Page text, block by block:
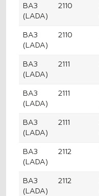
ВАЗ
(LADA)
2110
ВАЗ
(LADA)
2110
ВАЗ
(LADA)
2111
ВАЗ
(LADA)
2111
ВАЗ
(LADA)
2111
ВАЗ
(LADA)
2112
ВАЗ
(LADA)
2112